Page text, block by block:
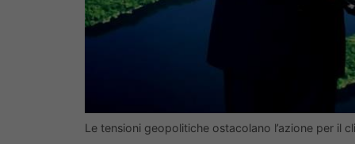
Le tensioni geopolitiche ostacolano l’azione per il